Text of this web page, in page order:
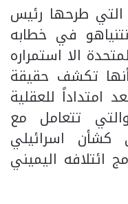
التي طرحها رئيس
نتنياهو في خطابه
الا استمراره
تكشف حقيقة
امتداداً للعقلية
والتي تتعامل مع
اسرائيلي
ائتلافه اليميني